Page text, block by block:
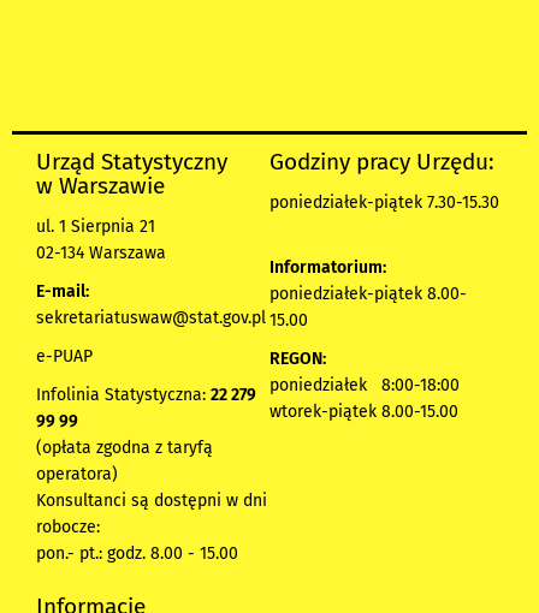
Urząd Statystyczny
w Warszawie
ul. 1 Sierpnia 21
02-134 Warszawa
E-mail:
sekretariatuswaw@stat.gov.pl
e-PUAP
Infolinia Statystyczna: 22 279
99 99
(opłata zgodna z taryfą
operatora)
Konsultanci są dostępni w dni
robocze:
pon.- pt.: godz. 8.00 - 15.00
Godziny pracy Urzędu:
poniedziałek-piątek 7.30-15.30
Informatorium:
poniedziałek-piątek 8.00-
15.00
REGON:
poniedziałek 8:00-18:00
wtorek-piątek 8.00-15.00
Informacje